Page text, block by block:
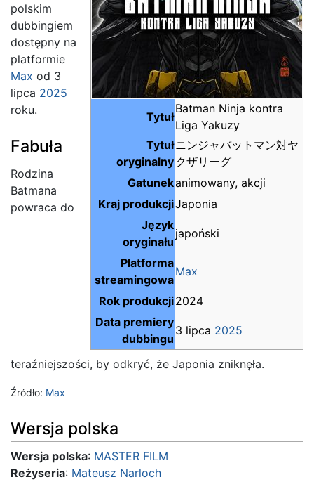
Tytuł
Batman Ninja kontra
Liga Yakuzy
Tytuł
oryginalny
ニンジャバットマン対ヤ
クザリーグ
Gatunekanimowany, akcji
Kraj produkcjiJaponia
Język
oryginału
japoński
Platforma
streamingowa
Max
Rok produkcji2024
Data premiery
dubbingu
3 lipca 2025
polskim
dubbingiem
dostępny na
platformie
Max od 3
lipca 2025
roku.
Fabuła
Rodzina
Batmana
powraca do
teraźniejszości, by odkryć, że Japonia zniknęła.
Źródło: Max
Wersja polska
Wersja polska: MASTER FILM
Reżyseria: Mateusz Narloch